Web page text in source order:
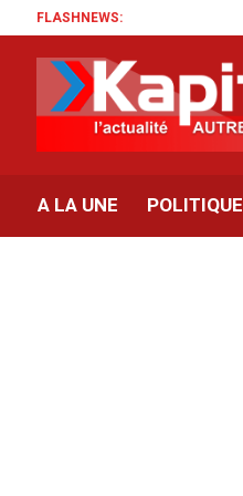
FLASHNEWS:
A LA UNE POLITIQUE